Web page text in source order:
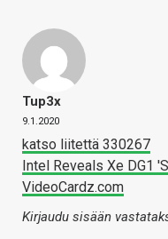
Tup3x
9.1.2020
katso liitettä 330267
Intel Reveals Xe DG1
VideoCardz.com
Kirjaudu sisään